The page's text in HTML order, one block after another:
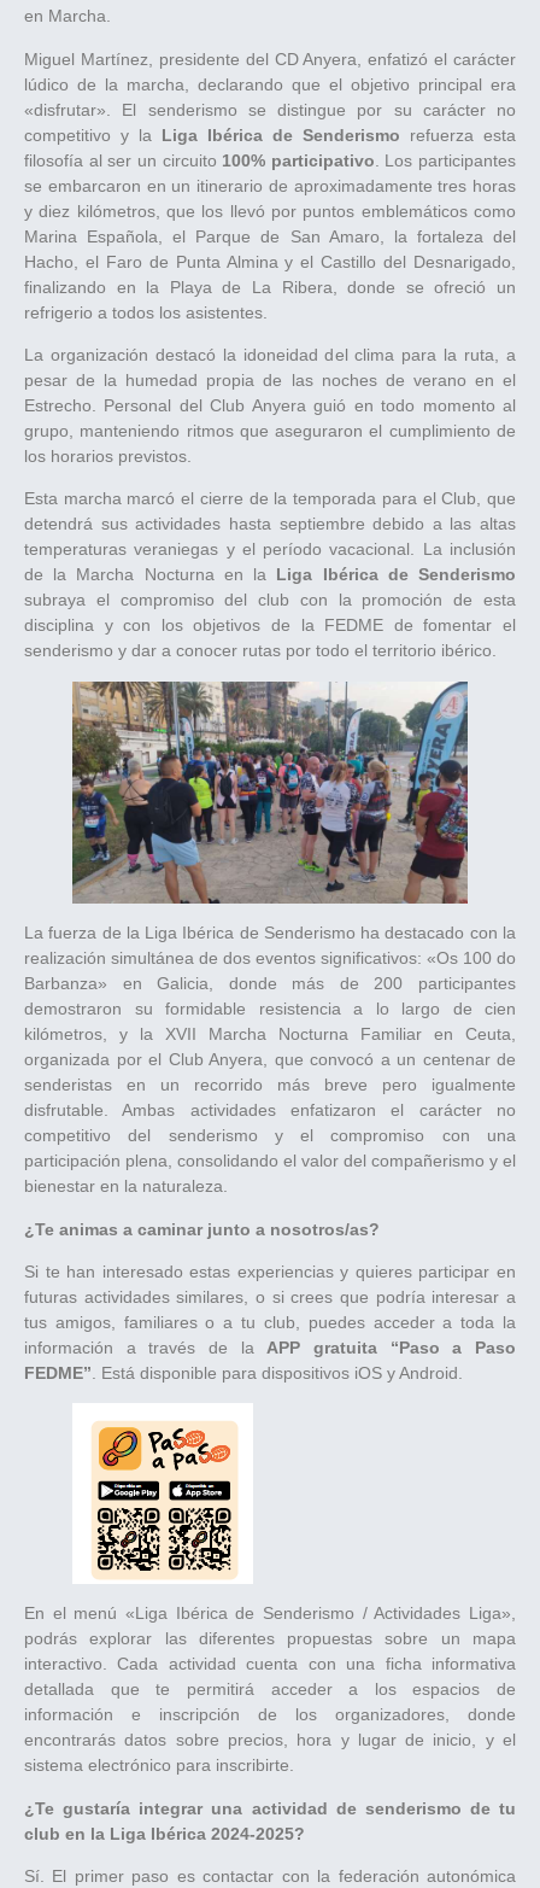
en Marcha.
Miguel Martínez, presidente del CD Anyera, enfatizó el carácter
lúdico de la marcha, declarando que el objetivo principal era
«disfrutar». El senderismo se distingue por su carácter no
competitivo y la Liga Ibérica de Senderismo refuerza esta
filosofía al ser un circuito 100% participativo . Los participantes
se embarcaron en un itinerario de aproximadamente tres horas
y diez kilómetros, que los llevó por puntos emblemáticos como
Marina Española, el Parque de San Amaro, la fortaleza del
Hacho, el Faro de Punta Almina y el Castillo del Desnarigado,
finalizando en la Playa de La Ribera, donde se ofreció un
refrigerio a todos los asistentes.
La organización destacó la idoneidad del clima para la ruta, a
pesar de la humedad propia de las noches de verano en el
Estrecho. Personal del Club Anyera guió en todo momento al
grupo, manteniendo ritmos que aseguraron el cumplimiento de
los horarios previstos.
Esta marcha marcó el cierre de la temporada para el Club, que
detendrá sus actividades hasta septiembre debido a las altas
temperaturas veraniegas y el período vacacional. La inclusión
de la Marcha Nocturna en la Liga Ibérica de Senderismo
subraya el compromiso del club con la promoción de esta
disciplina y con los objetivos de la FEDME de fomentar el
senderismo y dar a conocer rutas por todo el territorio ibérico.
La fuerza de la Liga Ibérica de Senderismo ha destacado con la
realización simultánea de dos eventos significativos: «Os 100 do
Barbanza» en Galicia, donde más de 200 participantes
demostraron su formidable resistencia a lo largo de cien
kilómetros, y la XVII Marcha Nocturna Familiar en Ceuta,
organizada por el Club Anyera, que convocó a un centenar de
senderistas en un recorrido más breve pero igualmente
disfrutable. Ambas actividades enfatizaron el carácter no
competitivo del senderismo y el compromiso con una
participación plena, consolidando el valor del compañerismo y el
bienestar en la naturaleza.
¿Te animas a caminar junto a nosotros/as?
Si te han interesado estas experiencias y quieres participar en
futuras actividades similares, o si crees que podría interesar a
tus amigos, familiares o a tu club, puedes acceder a toda la
información a través de la APP gratuita “Paso a Paso
FEDME” . Está disponible para dispositivos iOS y Android.
En el menú «Liga Ibérica de Senderismo / Actividades Liga»,
podrás explorar las diferentes propuestas sobre un mapa
interactivo. Cada actividad cuenta con una ficha informativa
detallada que te permitirá acceder a los espacios de
información e inscripción de los organizadores, donde
encontrarás datos sobre precios, hora y lugar de inicio, y el
sistema electrónico para inscribirte.
¿Te gustaría integrar una actividad de senderismo de tu
club en la Liga Ibérica 2024-2025?
Sí. El primer paso es contactar con la federación autonómica